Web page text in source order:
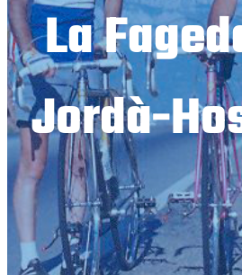
La
Jordà-